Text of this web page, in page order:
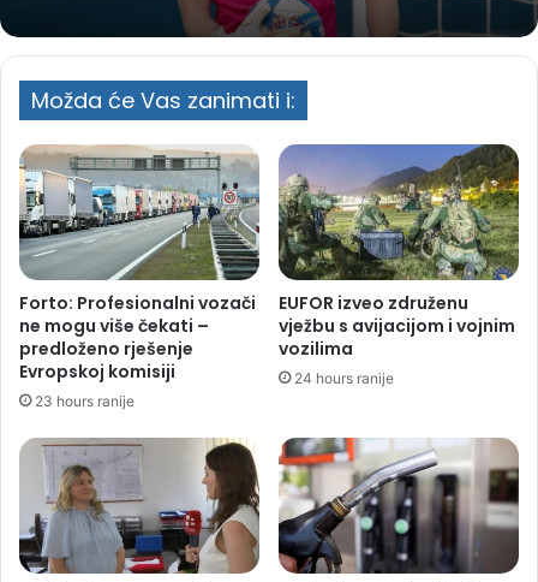
Možda će Vas zanimati i:
Forto: Profesionalni vozači
ne mogu više čekati –
predloženo rješenje
Evropskoj komisiji
23 hours ranije
EUFOR izveo združenu
vježbu s avijacijom i vojnim
vozilima
24 hours ranije